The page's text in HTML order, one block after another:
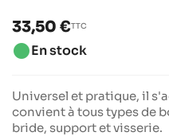
33,50 €TTC
brightness_1En stock
Universel et pratique, il
convient à tous types de
bride, support et visserie.